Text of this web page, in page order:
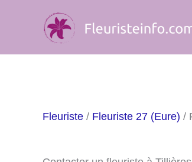
Fleuriste / Fleuriste 27 (Eure) /